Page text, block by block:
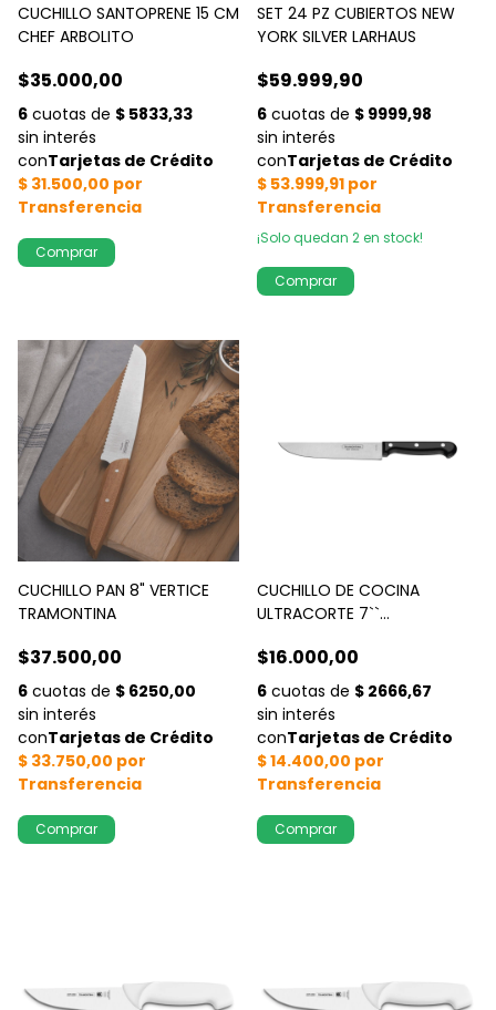
CUCHILLO SANTOPRENE 15 CM
CHEF ARBOLITO
$35.000,00
SET 24 PZ CUBIERTOS NEW
YORK SILVER LARHAUS
$59.999,90
¡Solo quedan 2en stock!
CUCHILLO PAN 8" VERTICE
TRAMONTINA
$37.500,00
CUCHILLO DE COCINA
ULTRACORTE 7``
$16.000,00